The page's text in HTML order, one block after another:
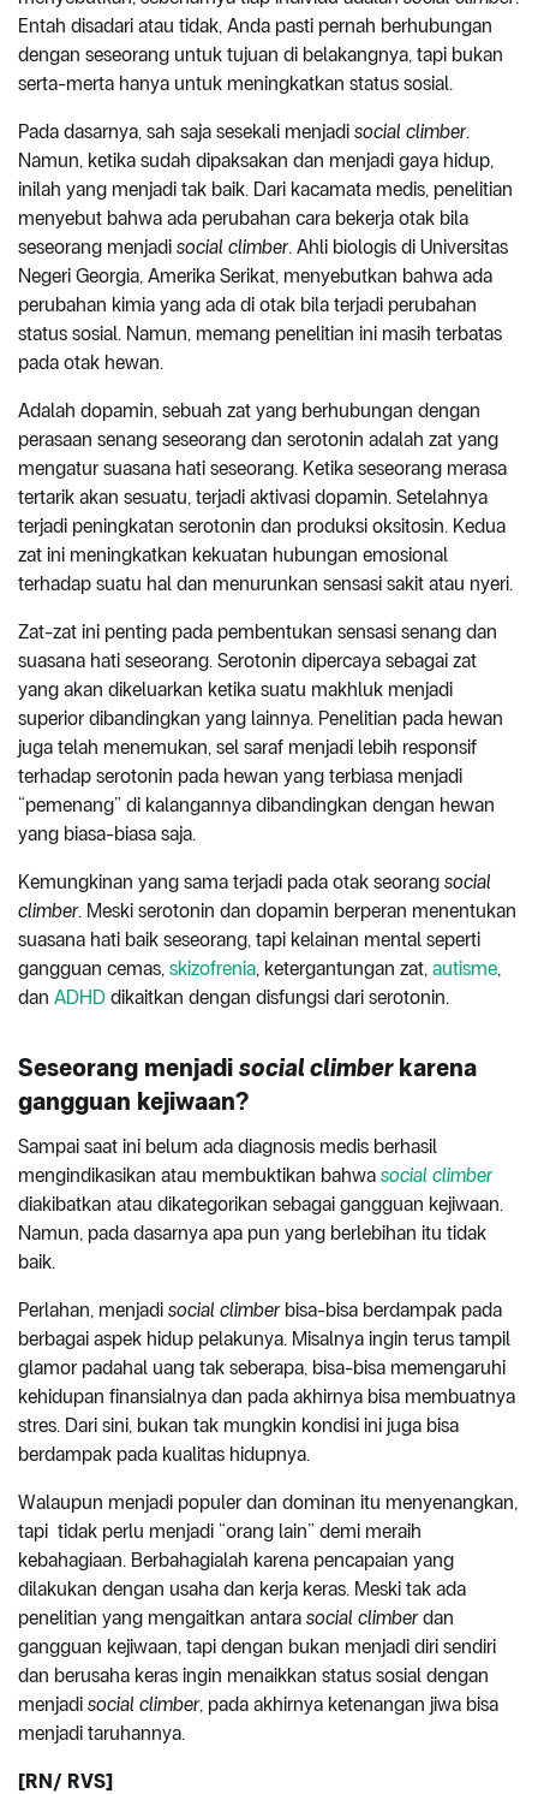
Entah disadari atau tidak, Anda pasti pernah berhubungan
dengan seseorang untuk tujuan di belakangnya, tapi bukan
serta-merta hanya untuk meningkatkan status sosial.
Pada dasarnya, sah saja sesekali menjadi social climber.
Namun, ketika sudah dipaksakan dan menjadi gaya hidup,
inilah yang menjadi tak baik. Dari kacamata medis, penelitian
menyebut bahwa ada perubahan cara bekerja otak bila
seseorang menjadi social climber. Ahli biologis di Universitas
Negeri Georgia, Amerika Serikat, menyebutkan bahwa ada
perubahan kimia yang ada di otak bila terjadi perubahan
status sosial. Namun, memang penelitian ini masih terbatas
pada otak hewan.
Adalah dopamin, sebuah zat yang berhubungan dengan
perasaan senang seseorang dan serotonin adalah zat yang
mengatur suasana hati seseorang. Ketika seseorang merasa
tertarik akan sesuatu, terjadi aktivasi dopamin. Setelahnya
terjadi peningkatan serotonin dan produksi oksitosin. Kedua
zat ini meningkatkan kekuatan hubungan emosional
terhadap suatu hal dan menurunkan sensasi sakit atau nyeri.
Zat-zat ini penting pada pembentukan sensasi senang dan
suasana hati seseorang. Serotonin dipercaya sebagai zat
yang akan dikeluarkan ketika suatu makhluk menjadi
superior dibandingkan yang lainnya. Penelitian pada hewan
juga telah menemukan, sel saraf menjadi lebih responsif
terhadap serotonin pada hewan yang terbiasa menjadi
“pemenang” di kalangannya dibandingkan dengan hewan
yang biasa-biasa saja.
Kemungkinan yang sama terjadi pada otak seorang social
climber. Meski serotonin dan dopamin berperan menentukan
suasana hati baik seseorang, tapi kelainan mental seperti
gangguan cemas, skizofrenia, ketergantungan zat, autisme,
dan ADHD dikaitkan dengan disfungsi dari serotonin.
Seseorang menjadi social climberkarena
gangguan kejiwaan?
Sampai saat ini belum ada diagnosis medis berhasil
mengindikasikan atau membuktikan bahwa social climber
diakibatkan atau dikategorikan sebagai gangguan kejiwaan.
Namun, pada dasarnya apa pun yang berlebihan itu tidak
baik.
Perlahan, menjadi social climberbisa-bisa berdampak pada
berbagai aspek hidup pelakunya. Misalnya ingin terus tampil
glamor padahal uang tak seberapa, bisa-bisa memengaruhi
kehidupan finansialnya dan pada akhirnya bisa membuatnya
stres. Dari sini, bukan tak mungkin kondisi ini juga bisa
berdampak pada kualitas hidupnya.
Walaupun menjadi populer dan dominan itu menyenangkan,
tapi tidak perlu menjadi “orang lain” demi meraih
kebahagiaan. Berbahagialah karena pencapaian yang
dilakukan dengan usaha dan kerja keras. Meski tak ada
penelitian yang mengaitkan antara social climberdan
gangguan kejiwaan, tapi dengan bukan menjadi diri sendiri
dan berusaha keras ingin menaikkan status sosial dengan
menjadi social climber, pada akhirnya ketenangan jiwa bisa
menjadi taruhannya.
[RN/ RVS]